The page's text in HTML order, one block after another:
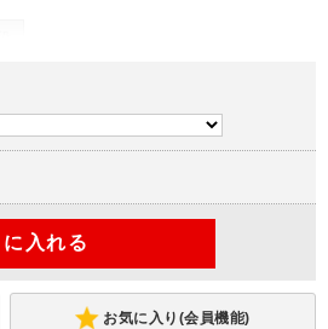
お気に入り(会員機能)